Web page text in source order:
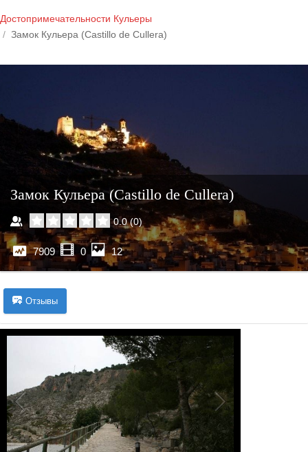
Достопримечательности Кульеры
Замок Кульера (Castillo de Cullera)
Замок Кульера (Castillo de Cullera)
0.0(0)
7909 0 12
Отзывы